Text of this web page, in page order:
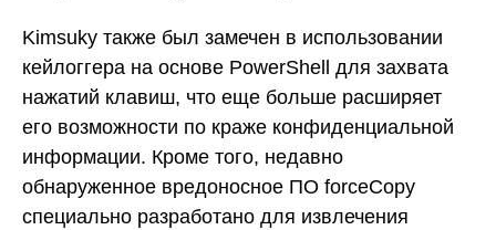
Kimsuky также был замечен в использовании
кейлоггера на основе PowerShell для захвата
нажатий клавиш, что еще больше расширяет
его возможности по краже конфиденциальной
информации. Кроме того, недавно
обнаруженное вредоносное ПО forceCopy
специально разработано для извлечения